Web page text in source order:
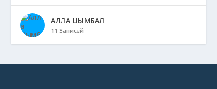
АЛЛА ЦЫМБАЛ
11 Записей